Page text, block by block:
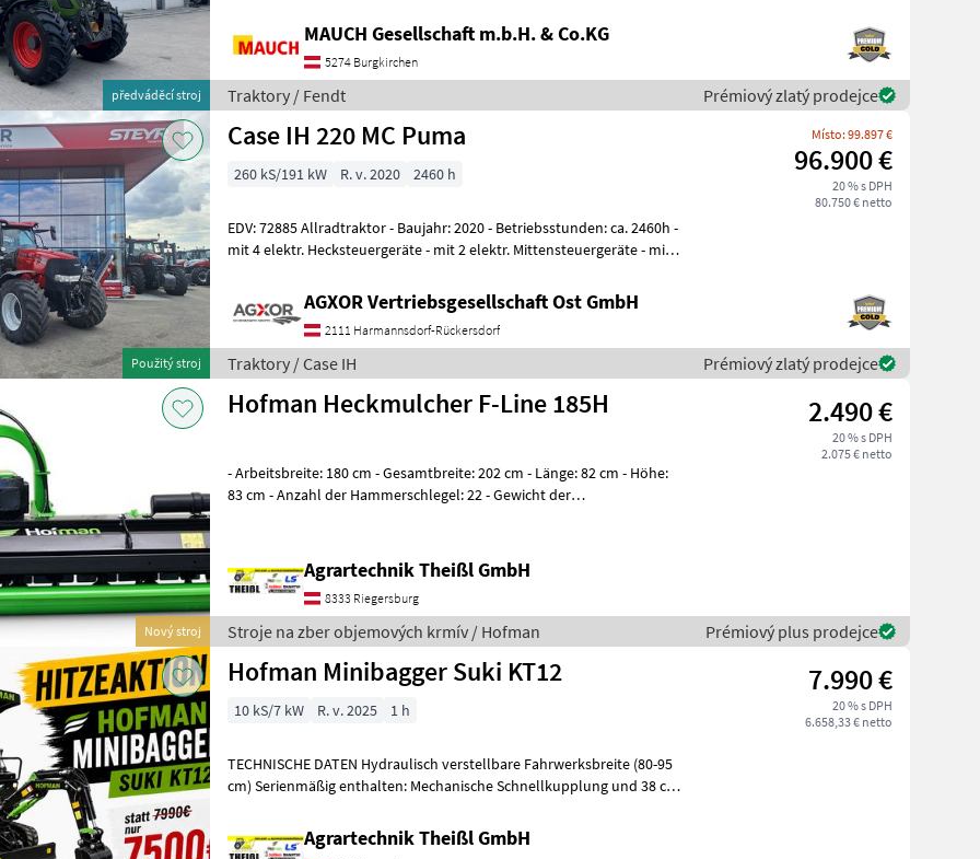
předváděcí stroj
MAUCH Gesellschaft m.b.H. & Co.KG
5274 Burgkirchen
Traktory / Fendt Prémiový zlatý prodejce
Použitý stroj
Case IH 220 MC Puma Místo: 99.897 €
96.900 €
20 % s DPH
80.750 € netto
260 kS/191 kW R. v. 2020 2460 h
EDV: 72885 Allradtraktor - Baujahr: 2020 - Betriebsstunden: ca. 2460h -
mit 4 elektr. Hecksteuergeräte - mit 2 elektr. Mittensteuergeräte - mit
AGXOR Vertriebsgesellschaft Ost GmbH
2111 Harmannsdorf-Rückersdorf
Traktory / Case IH Prémiový zlatý prodejce
Nový stroj
Hofman Heckmulcher F-Line 185H 2.490 €
20 % s DPH
2.075 € netto
- Arbeitsbreite: 180 cm - Gesamtbreite: 202 cm - Länge: 82 cm - Höhe:
83 cm - Anzahl der Hammerschlegel: 22 - Gewicht der
Agrartechnik Theißl GmbH
8333 Riegersburg
Stroje na zber objemových krmív / Hofman Prémiový plus prodejce
Hofman Minibagger Suki KT12 7.990 €
20 % s DPH
6.658,33 € netto
10 kS/7 kW R. v. 2025 1 h
TECHNISCHE DATEN Hydraulisch verstellbare Fahrwerksbreite (80-95
cm) Serienmäßig enthalten: Mechanische Schnellkupplung und 38 cm
Agrartechnik Theißl GmbH